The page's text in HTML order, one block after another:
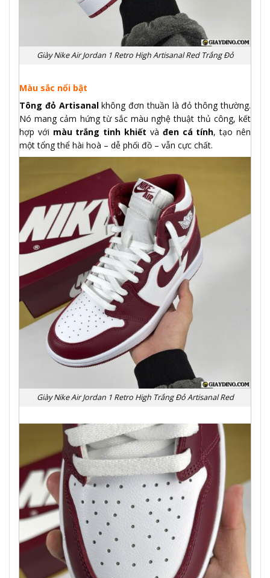
Giày Nike Air Jordan 1 Retro High Artisanal Red Trắng Đỏ
Màu sắc nổi bật
Tông đỏ Artisanalkhông đơn thuần là đỏ thông thường.
Nó mang cảm hứng từ sắc màu nghệ thuật thủ công, kết
hợp với màu trắng tinh khiết và đen cá tính, tạo nên
một tổng thể hài hoà – dễ phối đồ – vẫn cực chất.
Giày Nike Air Jordan 1 Retro High Trắng Đỏ Artisanal Red